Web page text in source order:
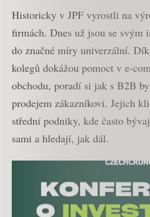
Historicky v JPF vyrostli na
firmách. Dnes už jsou se svým
do značné míry univerzální.
kolegů dokážou pomoct v e-
obchodu, poradí si jak s B2B
prodejem zákazníkovi. Jejich
střední podniky, kde často
sami a hledají, jak dál.